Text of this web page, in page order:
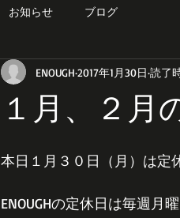
お知らせ ブログ
１月、２月
ENOUGH 2017年1月30日 読了
本日１月３０日（月）は定
ENOUGHの定休日は毎週